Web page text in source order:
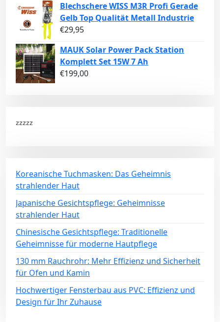
Blechschere WISS M3R Profi Gerade
Gelb Top Qualität Metall Industrie
€29,95
MAUK Solar Power Pack Station
Komplett Set 15W 7 Ah
€199,00
zzzzz
Koreanische Tuchmasken: Das Geheimnis
strahlender Haut
Japanische Gesichtspflege: Geheimnisse
strahlender Haut
Chinesische Gesichtspflege: Traditionelle
Geheimnisse für moderne Hautpflege
130 mm Rauchrohr: Mehr Effizienz und Sicherheit
für Ofen und Kamin
Hochwertiger Fensterbau aus PVC: Effizienz und
Design für Ihr Zuhause